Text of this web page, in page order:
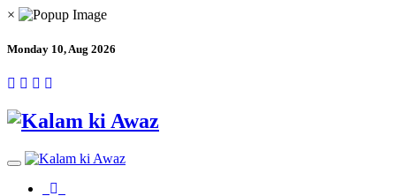
×
Monday 10, Aug 2026